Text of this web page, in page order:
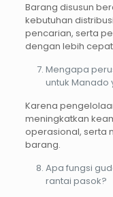
Barang disusun
kebutuhan
pencarian, serta
dengan lebih
Mengapa
untuk Manado
Karena
meningkatkan
operasional, serta
barang.
Apa fungsi
rantai pasok?